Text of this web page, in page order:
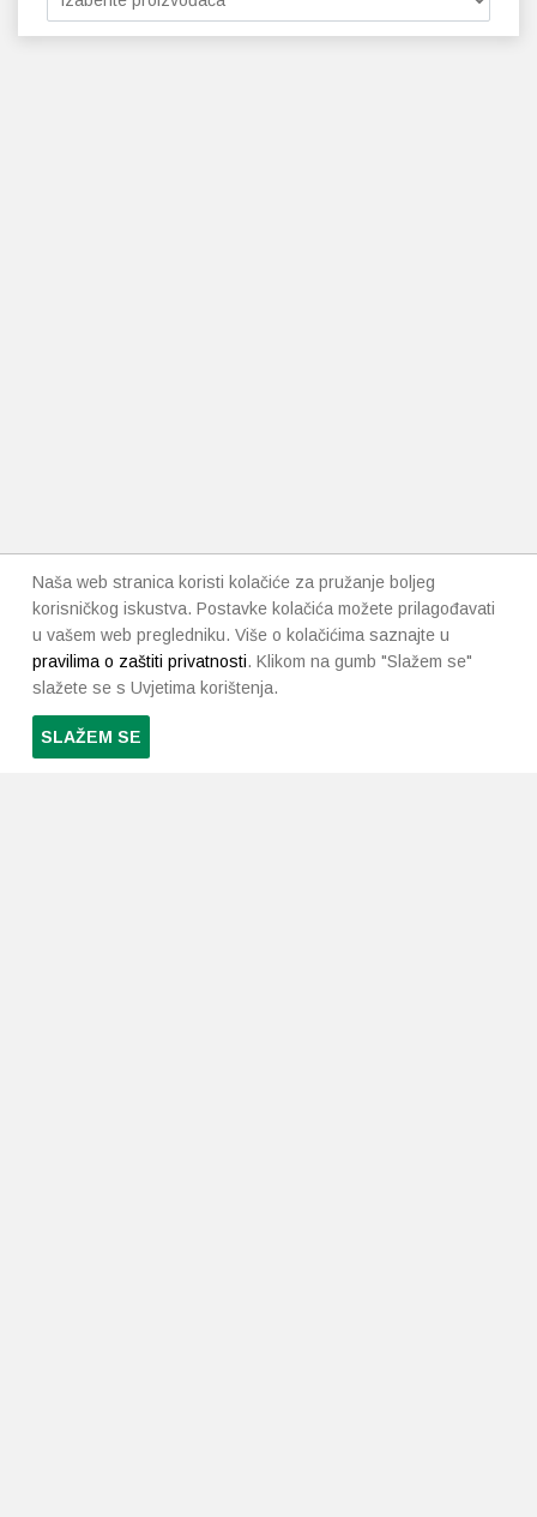
Naša web stranica koristi kolačiće za pružanje boljeg
korisničkog iskustva. Postavke kolačića možete prilagođavati
u vašem web pregledniku. Više o kolačićima saznajte u
pravilima o zaštiti privatnosti. Klikom na gumb "Slažem se"
slažete se s Uvjetima korištenja.
SLAŽEM SE